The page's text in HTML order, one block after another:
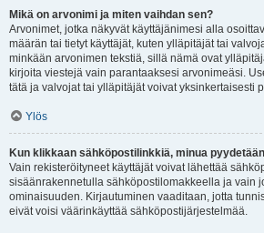
Mikä on arvonimi ja miten vaihdan sen?
Arvonimet, jotka näkyvät käyttäjänimesi alla
määrän tai tietyt käyttäjät, kuten ylläpitäjät tai
minkään arvonimen tekstiä, sillä nämä ovat
kirjoita viestejä vain parantaaksesi arvonimeäsi.
tätä ja valvojat tai ylläpitäjät voivat yksinkertaisesti
Ylös
Kun klikkaan sähköpostilinkkiä, minua
Vain rekisteröityneet käyttäjät voivat lähettää
sisäänrakennetulla sähköpostilomakkeella ja vain
ominaisuuden. Kirjautuminen vaaditaan, jotta
eivät voisi väärinkäyttää sähköpostijärjestelmää.